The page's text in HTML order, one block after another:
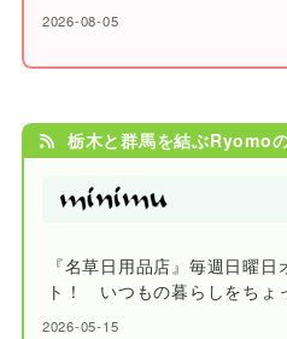
2026-08-05
栃木と群馬を結ぶRyomo
『名草日用品店』毎週日曜
ト！ いつもの暮らしをちょ
2026-05-15